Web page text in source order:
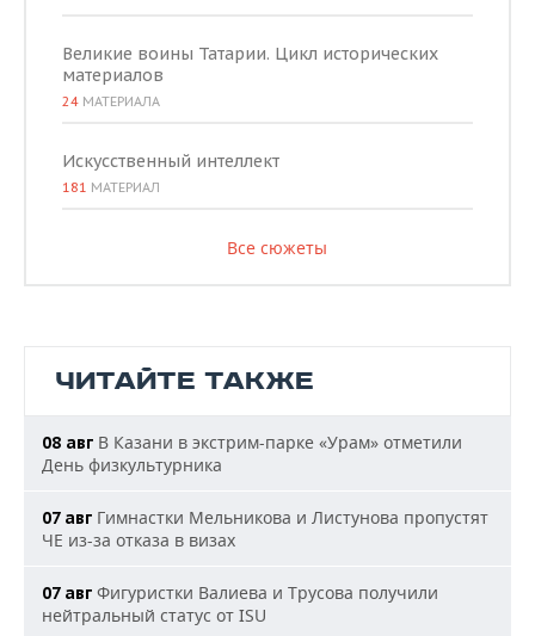
Великие воины Татарии. Цикл исторических
материалов
24 МАТЕРИАЛА
Искусственный интеллект
181 МАТЕРИАЛ
Все сюжеты
ЧИТАЙТЕ ТАКЖЕ
08 авг В Казани в экстрим-парке «Урам» отметили
День физкультурника
07 авг Гимнастки Мельникова и Листунова пропустят
ЧЕ из-за отказа в визах
07 авг Фигуристки Валиева и Трусова получили
нейтральный статус от ISU